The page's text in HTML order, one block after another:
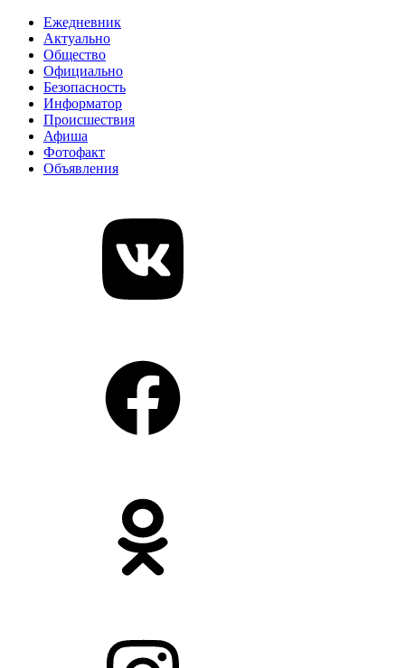
Ежедневник
Актуально
Общество
Официально
Безопасность
Информатор
Происшествия
Афиша
Фотофакт
Объявления